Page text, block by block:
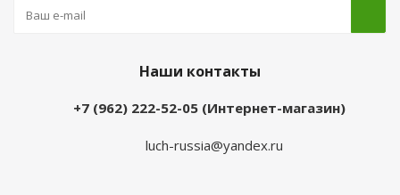
Наши контакты
+7 (962) 222-52-05 (Интернет-магазин)
luch-russia@yandex.ru